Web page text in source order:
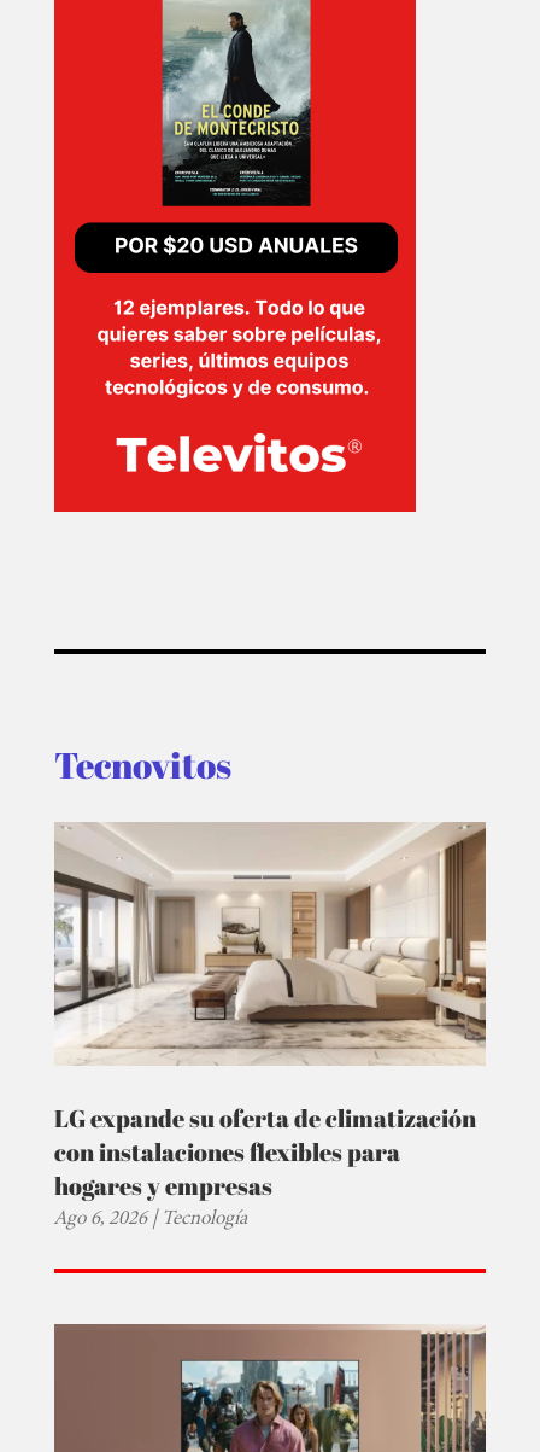
Tecnovitos
LG expande su oferta de climatización
con instalaciones flexibles para
hogares y empresas
Ago 6, 2026|Tecnología